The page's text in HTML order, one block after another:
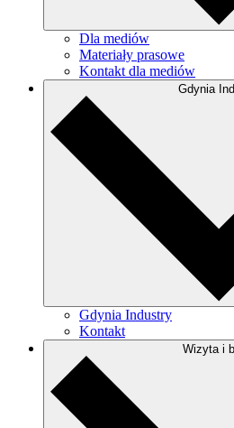
Dla mediów
Materiały prasowe
Kontakt dla mediów
Gdynia
Gdynia Industry
Kontakt
Wizyta i